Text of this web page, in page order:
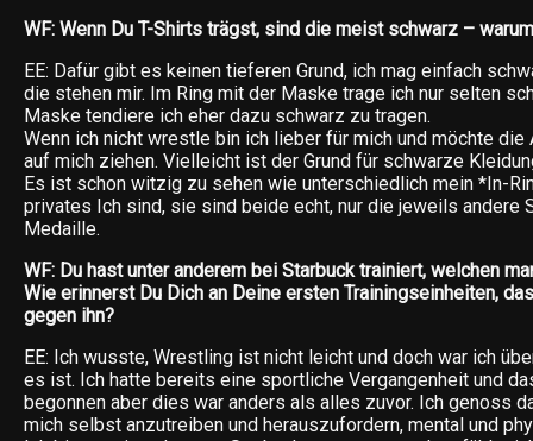
WF: Wenn Du T-Shirts trägst, sind die meist schwarz –
EE: Dafür gibt es keinen tieferen Grund, ich mag einfach
die stehen mir. Im Ring mit der Maske trage ich nur selten
Maske tendiere ich eher dazu schwarz zu tragen.
Wenn ich nicht wrestle bin ich lieber für mich und möchte
auf mich ziehen. Vielleicht ist der Grund für schwarze
Es ist schon witzig zu sehen wie unterschiedlich mein *In-
privates Ich sind, sie sind beide echt, nur die jeweils andere
Medaille.
WF: Du hast unter anderem bei Starbuck trainiert, welchen
Wie erinnerst Du Dich an Deine ersten Trainingseinheiten,
gegen ihn?
EE: Ich wusste, Wrestling ist nicht leicht und doch war ich
es ist. Ich hatte bereits eine sportliche Vergangenheit und
begonnen aber dies war anders als alles zuvor. Ich genoss
mich selbst anzutreiben und herauszufordern, mental und